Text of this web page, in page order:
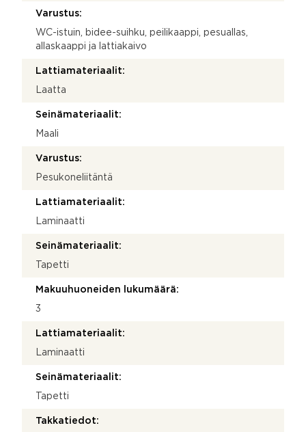
Varustus:
WC-istuin, bidee-suihku, peilikaappi, pesuallas,
allaskaappi ja lattiakaivo
Lattiamateriaalit:
Laatta
Seinämateriaalit:
Maali
Varustus:
Pesukoneliitäntä
Lattiamateriaalit:
Laminaatti
Seinämateriaalit:
Tapetti
Makuuhuoneiden lukumäärä:
3
Lattiamateriaalit:
Laminaatti
Seinämateriaalit:
Tapetti
Takkatiedot: